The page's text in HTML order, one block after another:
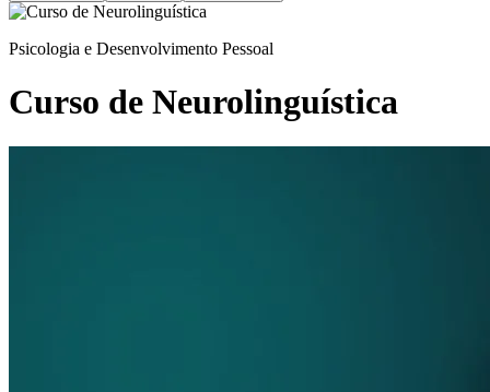
Psicologia e Desenvolvimento Pessoal
Curso de Neurolinguística